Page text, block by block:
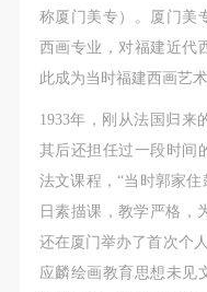
称厦门美专）。厦门美
西画专业，对福建近代
此成为当时福建西画艺
1933年，刚从法国归来
其后还担任过一段时间
法文课程，“当时郭家
日素描课，教学严格，
还在厦门举办了首次个
应麟绘画教育思想未见